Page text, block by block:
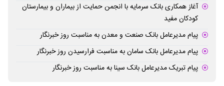
آغاز همکاری بانک سرمایه با انجمن حمایت از بیماران و بیمارستان
کودکان مفید
پیام مدیرعامل بانک صنعت و معدن به مناسبت روز خبرنگار
پیام مدیرعامل بانک سامان به مناسبت فرارسیدن روز خبرنگار
پیام تبریک مدیرعامل بانک سینا به مناسبت روز خبرنگار